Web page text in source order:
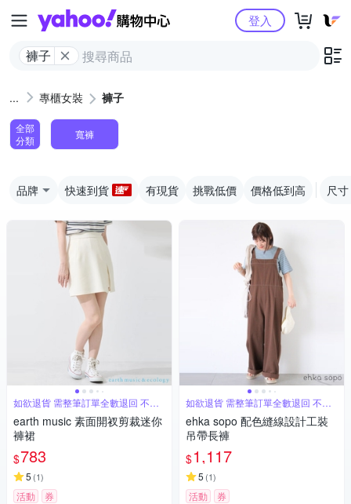
Yahoo購物中心
褲子
登入
專櫃女裝 褲子
全部
分類
寬褲
品牌 快速到貨 有現貨 挑戰低價 價格低到高 尺寸
如欲退貨 需整筆訂單全數退回 不能
單退
earth music 素面開衩剪裁迷你
褲裙
$783
5 (1)
活動 券
如欲退貨 需整筆訂單全數退回 不能
單退
ehka sopo 配色縫線設計工裝
吊帶長褲
$1,117
5 (1)
活動 券